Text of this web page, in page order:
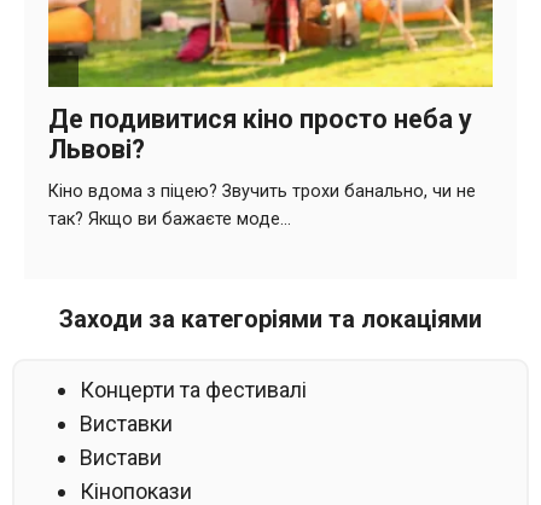
Заходи за категоріями та локаціями
Концерти та фестивалі
Виставки
Вистави
Кінопокази